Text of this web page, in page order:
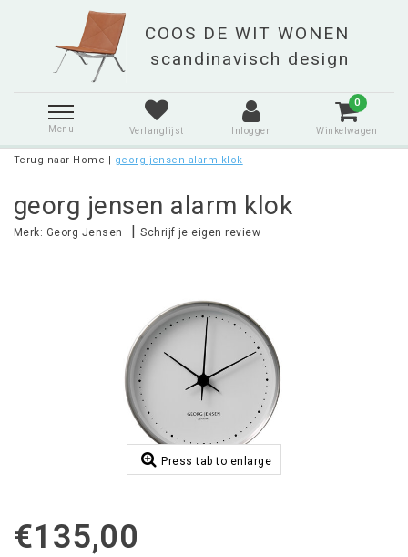
Menu Verlanglijst Inloggen
0
Winkelwagen
Terug naar Home | georg jensen alarm klok
georg jensen alarm klok
Merk: Georg Jensen |Schrijf je eigen review
Press tab to enlarge
€135,00